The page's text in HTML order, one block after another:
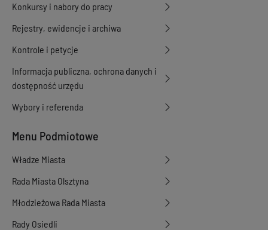
Konkursy i nabory do pracy
Rejestry, ewidencje i archiwa
Kontrole i petycje
Informacja publiczna, ochrona danych i
dostępność urzędu
Wybory i referenda
Menu Podmiotowe
Władze Miasta
Rada Miasta Olsztyna
Młodzieżowa Rada Miasta
Rady Osiedli